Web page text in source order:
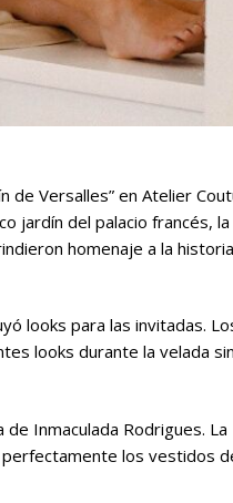
de Versalles” en Atelier
jardín del palacio francés, la
homenaje a la
looks para las invitadas.
looks durante la velada sin
Inmaculada Rodrigues. La
los vestidos